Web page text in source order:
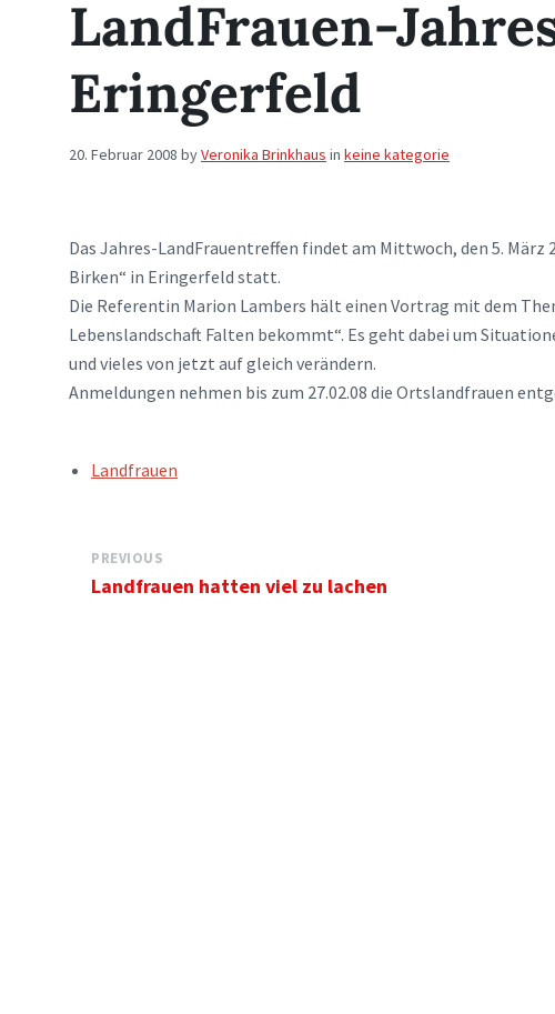
LandFrauen-
Eringerfeld
20. Februar 2008 byVeronika Brinkhaus in keine kategorie
Das Jahres-LandFrauentreffen findet am Mittwoch, den 5. März
Birken“ in Eringerfeld statt.
Die Referentin Marion Lambers hält einen Vortrag mit dem
Lebenslandschaft Falten bekommt“. Es geht dabei um
und vieles von jetzt auf gleich verändern.
Anmeldungen nehmen bis zum 27.02.08 die Ortslandfrauen
TAGS:Landfrauen
PREVIOUS
Landfrauen hatten viel zu lachen